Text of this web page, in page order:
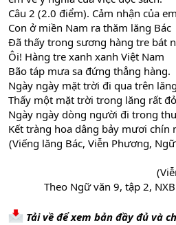
Câu 2 (2.0 điểm). Cảm nhận của
Con ở miền Nam ra thăm lăng Bác
Đã thấy trong sương hàng tre bát
Ôi! Hàng tre xanh xanh Việt Nam
Bão táp mưa sa đứng thẳng hàng.
Ngày ngày mặt trời đi qua trên lăng
Thấy một mặt trời trong lăng rất
Ngày ngày dòng người đi trong
Kết tràng hoa dâng bảy mươi chín
(Viếng lăng Bác, Viễn Phương,
Theo Ngữ văn 9, tập 2,
Tải về để xem bản đầy đủ và